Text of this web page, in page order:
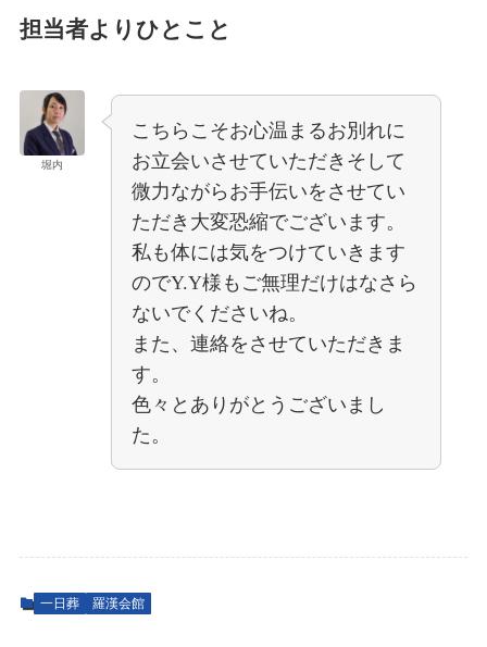
担当者よりひとこと
堀内
こちらこそお心温まるお別れに
お立会いさせていただきそして
微力ながらお手伝いをさせてい
ただき大変恐縮でございます。
私も体には気をつけていきます
のでY.Y様もご無理だけはなさら
ないでくださいね。
また、連絡をさせていただきま
す。
色々とありがとうございまし
た。
一日葬 羅漢会館